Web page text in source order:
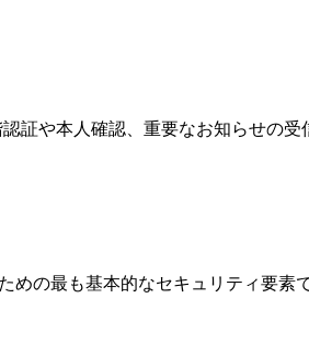
証や本人確認、重要なお知らせの
の最も基本的なセキュリティ要素